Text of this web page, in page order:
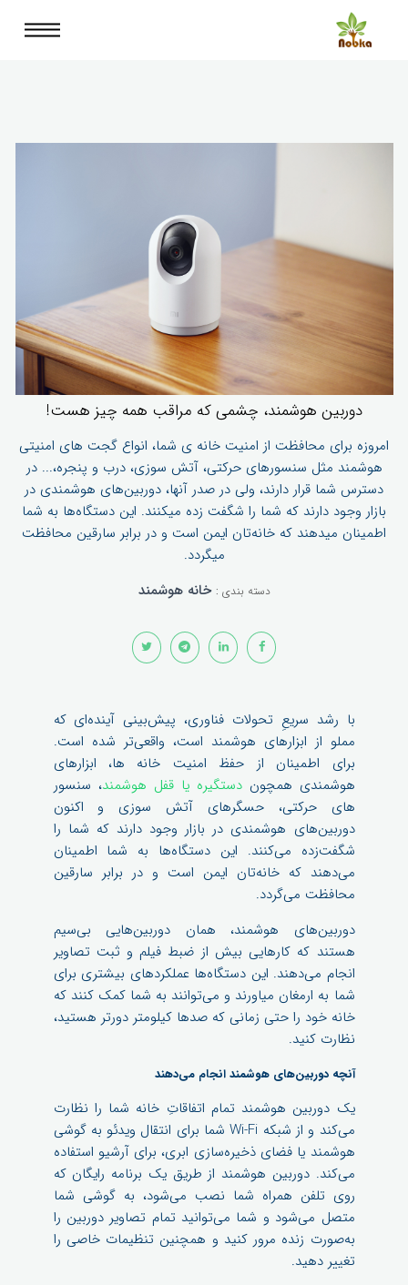
دوربین هوشمند، چشمی که مراقب همه چیز هست!
امروزه برای محافظت از امنیت خانه ی شما، انواع گجت های امنیتی
هوشمند مثل سنسورهای حرکتی، آتش سوزی، درب و پنجره،... در
دسترس شما قرار دارند، ولی در صدر آنها، دوربین‌های هوشمندی در
بازار وجود دارند که شما را شگفت زده میکنند. این دستگاه‌ها به شما
اطمینان میدهند ​که خانه‌تان ایمن است و در برابر سارقین محافظت
میگردد.
دسته بندی : خانه‌ هوشمند
با رشد سریعِ تحولات فناوری، پیش‌بینی آینده‌ای که
مملو از ابزارهای هوشمند است، واقعی‌تر شده است.
برای اطمینان از حفظ امنیت خانه ها، ابزارهای
هوشمندی همچون دستگیره یا قفل هوشمند، سنسور
های حرکتی، حسگرهای آتش سوزی و اکنون
دوربین‌های هوشمندی در بازار وجود دارند که شما را
شگفت‌زده می‌کنند. این دستگاه‌ها به شما اطمینان
می‌دهند که خانه‌تان ایمن است و در برابر سارقین
محافظت می‌گردد.
دوربین‌های هوشمند، همان دوربین‌هایی بی‌سیم
هستند که کارهایی بیش از ضبط فیلم و ثبت تصاویر
انجام می‌دهند. این دستگاه‌ها عملکردهای بیشتری برای
شما به ارمغان میاورند و می‌توانند به شما کمک کنند که
خانه خود را حتی زمانی که صدها کیلومتر دورتر هستید،
نظارت کنید.
آنچه دوربین‌های هوشمند انجام می‌دهند
یک دوربین هوشمند تمام اتفاقاتِ خانه شما را نظارت
می‌کند و از شبکه Wi-Fi شما برای انتقال ویدئو به گوشی
هوشمند یا فضای ذخیره‌سازی ابری، برای آرشیو استفاده
می‌کند. دوربین هوشمند از طریق یک برنامه رایگان که
روی تلفن همراه شما نصب می‌شود، به گوشی شما
متصل می‌شود و شما می‌توانید تمام تصاویر دوربین را
به‌صورت زنده مرور کنید و همچنین تنظیمات خاصی را
تغییر دهید.